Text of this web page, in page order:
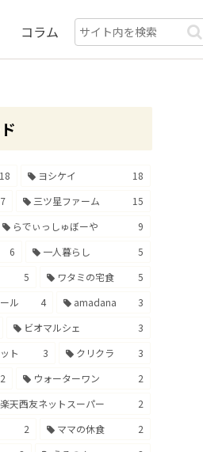
コラム
18 ヨシケイ
18
三ツ星ファーム
15
らでぃっしゅぼーや
9
6 一人暮らし
5
5 ワタミの宅食
5
ル
4 amadana
3
ビオマルシェ
3
ト
3 クリクラ
3
2 ウォーターワン
2
楽天西友ネットスーパー
2
2 ママの休食
2